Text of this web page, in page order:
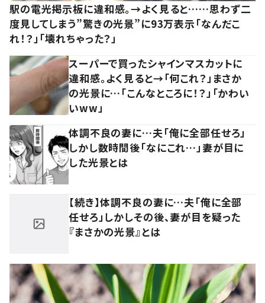
駅の電光掲示板に違和感。→よく見ると……思わず二
度見してしまう”驚きの光景”に93万表示「なんだこ
れ！？」「壊れちゃった？」
スーパーで買ったシャインマスカットに
違和感。よく見ると→「何これ？」まさか
の光景に…「こんなところに！？」「かわい
いww」
体調不良の妻に…夫「俺に全部任せろ」
しかし数時間後「なにこれ…」妻が目に
した光景とは
【続き】体調不良の妻に…夫「俺に全部
任せろ」しかしその後、妻が目を疑った
『まさかの光景』とは